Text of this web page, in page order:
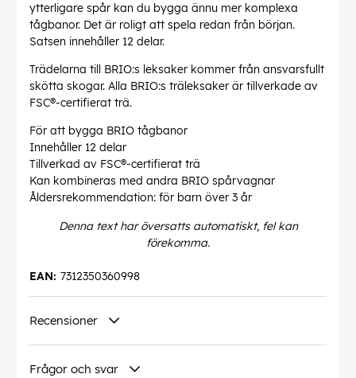
ytterligare spår kan du bygga ännu mer komplexa
tågbanor. Det är roligt att spela redan från början.
Satsen innehåller 12 delar.
Trädelarna till BRIO:s leksaker kommer från ansvarsfullt
skötta skogar. Alla BRIO:s träleksaker är tillverkade av
FSC®-certifierat trä.
För att bygga BRIO tågbanor
Innehåller 12 delar
Tillverkad av FSC®-certifierat trä
Kan kombineras med andra BRIO spårvagnar
Åldersrekommendation: för barn över 3 år
Denna text har översatts automatiskt, fel kan
förekomma.
7312350360998
EAN:
Recensioner
Frågor och svar